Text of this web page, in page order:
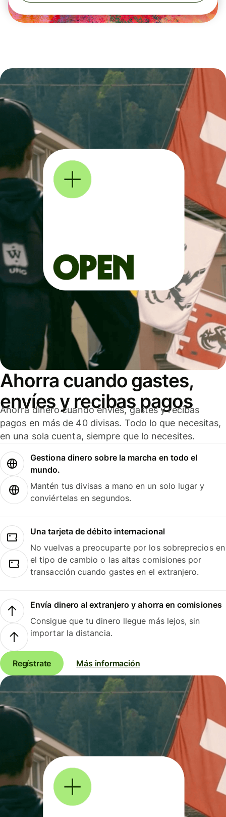
Ahorra cuando gastes,
envíes y recibas pagos
Ahorra dinero cuando envíes, gastes y recibas
pagos en más de 40 divisas. Todo lo que necesitas,
en una sola cuenta, siempre que lo necesites.
Gestiona dinero sobre la marcha en todo el
mundo.
Mantén tus divisas a mano en un solo lugar y
conviértelas en segundos.
Una tarjeta de débito internacional
No vuelvas a preocuparte por los sobreprecios en
el tipo de cambio o las altas comisiones por
transacción cuando gastes en el extranjero.
Envía dinero al extranjero y ahorra en comisiones
Consigue que tu dinero llegue más lejos, sin
importar la distancia.
Regístrate Más información